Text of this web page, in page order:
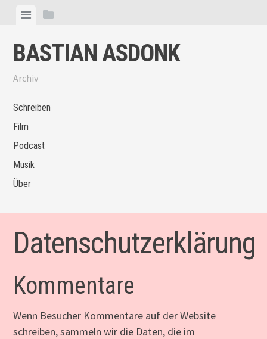
content
ViewView
BASTIAN ASDONK
Archiv
Schreiben
Film
Podcast
Musik
Über
Datenschutzerklärung
Kommentare
Wenn Besucher Kommentare auf der Website
schreiben, sammeln wir die Daten, die im